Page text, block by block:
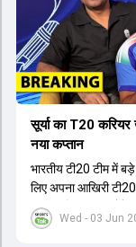
Wed - 03 Jun
सूर्या का T20
नया कप्तान
भारतीय टी20 टीम में
लिए अपना आखिरी
टीम का हिस्सा नहीं
लिए नए कप्तान की